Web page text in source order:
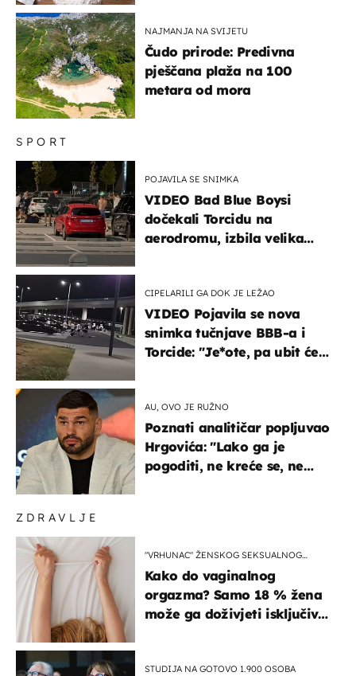
ZDRAVLJE
"VRHUNAC" ŽENSKOG SEKSUALNOG
Kako do vaginalnog
orgazma? Samo 18 % žena
može ga doživjeti isključivo
STUDIJA NA GOTOVO 1.900 OSOBA
SPORT
POJAVILA SE SNIMKA
VIDEO Bad Blue Boysi
dočekali Torcidu na
aerodromu, izbila velika
CIPELARILI GA DOK JE LEŽAO
VIDEO Pojavila se nova
snimka tučnjave BBB-a i
Torcide: "Je*ote, pa ubit će
AU, OVO JE RUŽNO
Poznati analitičar popljuvao
Hrgovića: "Lako ga je
pogoditi, ne kreće se, ne
NAJMANJA NA SVIJETU
Čudo prirode: Predivna
pješčana plaža na 100
metara od mora